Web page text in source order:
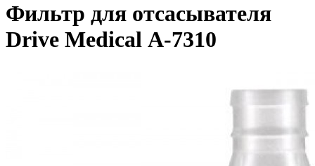
Фильтр для отсасывателя
Drive Medical А-7310